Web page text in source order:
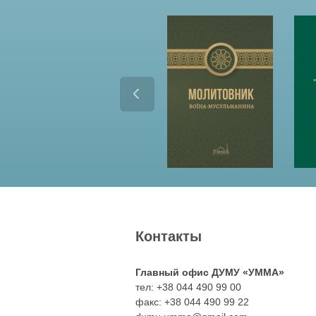
а
х
а
Контакты
Главный офис ДУМУ «УММА»
тел: +38 044 490 99 00
факс: +38 044 490 99 22